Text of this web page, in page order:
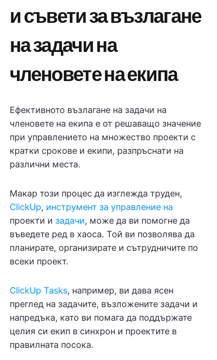
и съвети за възлагане
на задачи на
членовете на екипа
Ефективното възлагане на задачи на
членовете на екипа е от решаващо значение
при управлението на множество проекти с
кратки срокове и екипи, разпръснати на
различни места.
Макар този процес да изглежда труден,
ClickUp, инструмент за управление на
проекти и задачи, може да ви помогне да
въведете ред в хаоса. Той ви позволява да
планирате, организирате и сътрудничите по
всеки проект.
ClickUp Tasks, например, ви дава ясен
преглед на задачите, възложените задачи и
напредъка, като ви помага да поддържате
целия си екип в синхрон и проектите в
правилната посока.